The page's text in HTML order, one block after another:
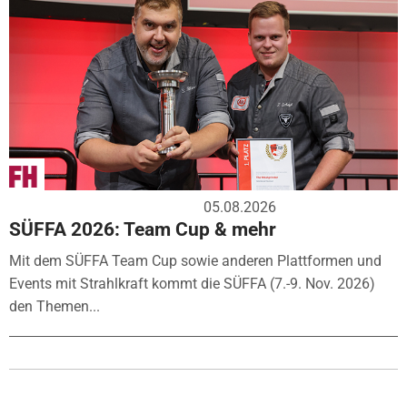
05.08.2026
SÜFFA 2026: Team Cup & mehr
Mit dem SÜFFA Team Cup sowie anderen Plattformen und
Events mit Strahlkraft kommt die SÜFFA (7.-9. Nov. 2026)
den Themen...